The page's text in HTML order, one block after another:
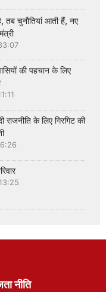
तब चुनौतियां आती हैं, नए
की पहचान के लिए
राजनीति के लिए गिरगिट की
नीति